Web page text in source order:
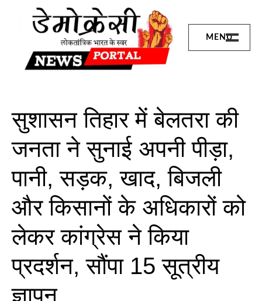
MENU
जांजगीर जिला
जशपुर
रायगढ़
सुशासन तिहार में बेलतरा की
जनता ने सुनाई अपनी पीड़ा,
पानी, सड़क, खाद, बिजली
और किसानों के अधिकारों को
लेकर कांग्रेस ने किया
प्रदर्शन, सौंपा 15 सूत्रीय
ज्ञापन